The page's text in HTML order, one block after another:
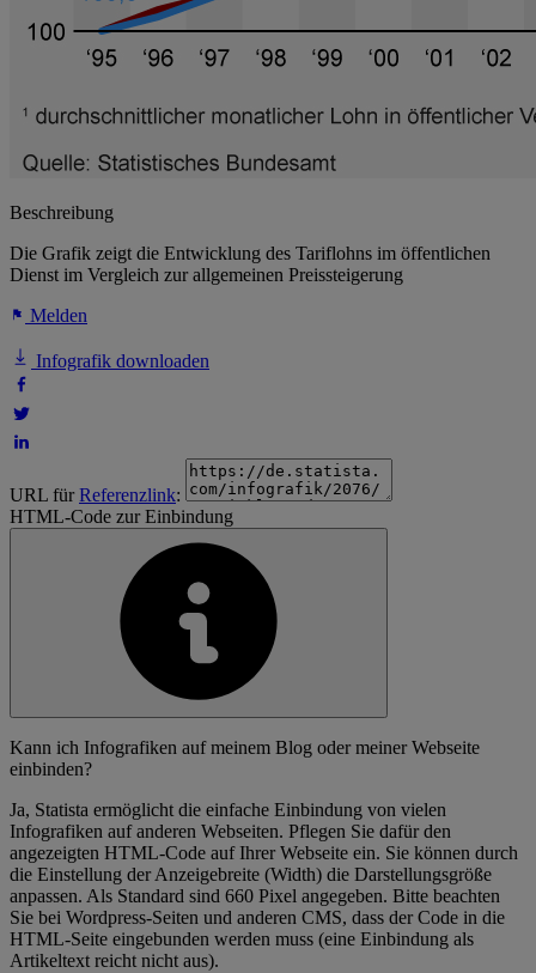
Beschreibung
Die Grafik zeigt die Entwicklung des Tariflohns im öffentlichen
Dienst im Vergleich zur allgemeinen Preissteigerung
Melden
Infografik downloaden
URL fürReferenzlink:
HTML-Code zur Einbindung
Kann ich Infografiken auf meinem Blog oder meiner Webseite
einbinden?
Ja, Statista ermöglicht die einfache Einbindung von vielen
Infografiken auf anderen Webseiten. Pflegen Sie dafür den
angezeigten HTML-Code auf Ihrer Webseite ein. Sie können durch
die Einstellung der Anzeigebreite (Width) die Darstellungsgröße
anpassen. Als Standard sind 660 Pixel angegeben. Bitte beachten
Sie bei Wordpress-Seiten und anderen CMS, dass der Code in die
HTML-Seite eingebunden werden muss (eine Einbindung als
Artikeltext reicht nicht aus).